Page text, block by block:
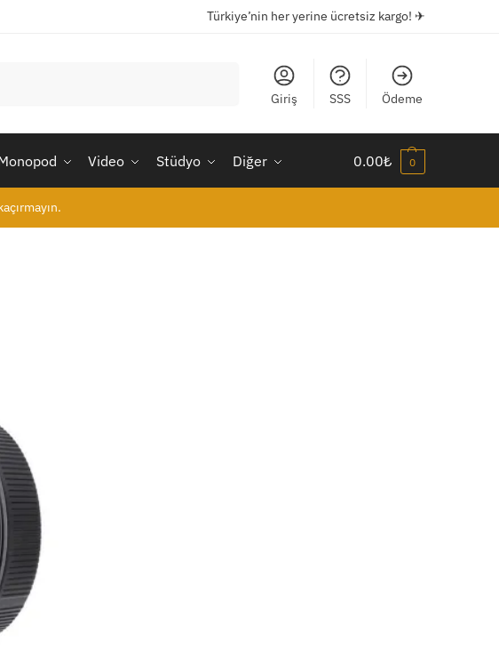
Türkiye’nin her yerine ücretsiz kargo! ✈
Giriş SSS Ödeme
Video Stüdyo Diğer 0.00₺ 0